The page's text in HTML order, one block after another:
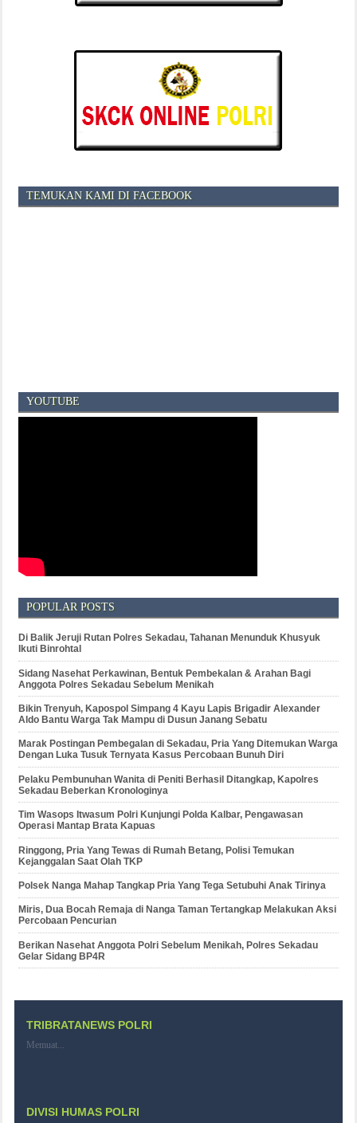
TEMUKAN KAMI DI FACEBOOK
YOUTUBE
POPULAR POSTS
Di Balik Jeruji Rutan Polres Sekadau, Tahanan Menunduk Khusyuk
Ikuti Binrohtal
Sidang Nasehat Perkawinan, Bentuk Pembekalan & Arahan Bagi
Anggota Polres Sekadau Sebelum Menikah
Bikin Trenyuh, Kapospol Simpang 4 Kayu Lapis Brigadir Alexander
Aldo Bantu Warga Tak Mampu di Dusun Janang Sebatu
Marak Postingan Pembegalan di Sekadau, Pria Yang Ditemukan Warga
Dengan Luka Tusuk Ternyata Kasus Percobaan Bunuh Diri
Pelaku Pembunuhan Wanita di Peniti Berhasil Ditangkap, Kapolres
Sekadau Beberkan Kronologinya
Tim Wasops Itwasum Polri Kunjungi Polda Kalbar, Pengawasan
Operasi Mantap Brata Kapuas
Ringgong, Pria Yang Tewas di Rumah Betang, Polisi Temukan
Kejanggalan Saat Olah TKP
Polsek Nanga Mahap Tangkap Pria Yang Tega Setubuhi Anak Tirinya
Miris, Dua Bocah Remaja di Nanga Taman Tertangkap Melakukan Aksi
Percobaan Pencurian
Berikan Nasehat Anggota Polri Sebelum Menikah, Polres Sekadau
Gelar Sidang BP4R
TRIBRATANEWS POLRI
Memuat...
DIVISI HUMAS POLRI